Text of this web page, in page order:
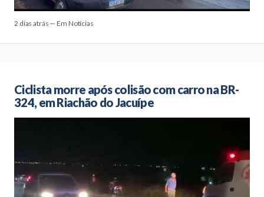
2 dias atrás — Em Notícias
Ciclista morre após colisão com carro na BR-
324, em Riachão do Jacuípe